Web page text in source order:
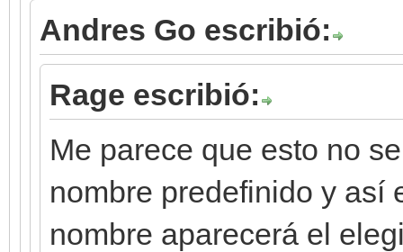
Andres Go escribió:
Rage escribió:
Me parece que esto no
nombre predefinido y así
nombre aparecerá el